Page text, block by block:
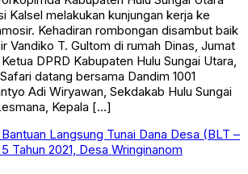
Kalsel melakukan kunjungan kerja ke
Kehadiran rombongan disambut baik
Vandiko T. Gultom di rumah Dinas, Jumat
DPRD Kabupaten Hulu Sungai Utara,
datang bersama Dandim 1001
Adi Wiryawan, Sekdakab Hulu Sungai
Kepala […]